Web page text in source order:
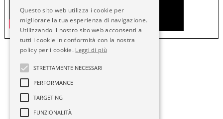
Questo sito web utilizza i cookie per
migliorare la tua esperienza di navigazione.
Utilizzando il nostro sito web acconsenti a
tutti i cookie in conformità con la nostra
policy per i cookie. Leggi di più
STRETTAMENTE NECESSARI
PERFORMANCE
TARGETING
FUNZIONALITÀ